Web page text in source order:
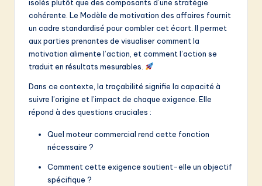
ti
isolés plutôt que des composants d’une stratégie
cohérente. Le Modèle de motivation des affaires fournit
un cadre standardisé pour combler cet écart. Il permet
aux parties prenantes de visualiser comment la
motivation alimente l’action, et comment l’action se
traduit en résultats mesurables.
Dans ce contexte, la traçabilité signifie la capacité à
suivre l’origine et l’impact de chaque exigence. Elle
répond à des questions cruciales :
Quel moteur commercial rend cette fonction
nécessaire ?
Comment cette exigence soutient-elle un objectif
spécifique ?